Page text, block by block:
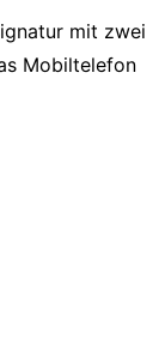
mit zwei
Mobiltelefon